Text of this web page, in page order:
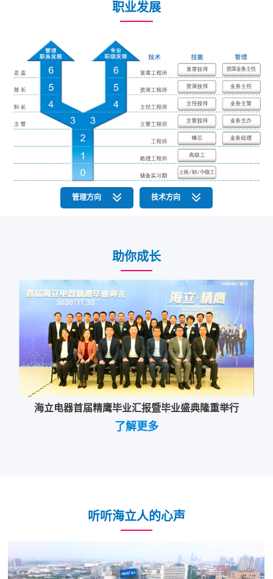
职业发展
管理方向 技术方向
业通道内持续发展。
公司在专业发展通道的每个阶梯上都确立了具体的量化指标
和能力要求，包括专业经验、专业成果、素质/能力三个方
面。
每年公司组织进行专业职级人员的评定和聘任。
根据评定结果，公司会针对个体的不同情况，提供能力培训
和发展的机会。
了基础职业能力的积累后，可以选择管理职务发展通道。
公司按照相应职位的任职资格要求（包括学历/职称或职业资
格、工作经历、综合能力）、
年度绩效进行职务晋升/降职或职阶的调整。
助你成长
海立电器首届精鹰毕业汇报暨毕业盛典隆重举行
了解更多
听听海立人的心声